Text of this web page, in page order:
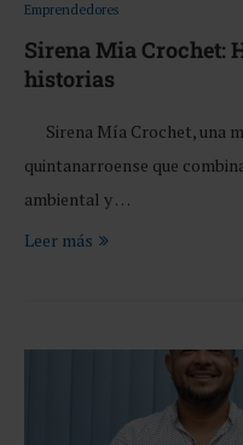
Emprendedores
Sirena Mia Crochet:
historias
Sirena Mía Crochet, una
quintanarroense que
ambiental y …
Leer más